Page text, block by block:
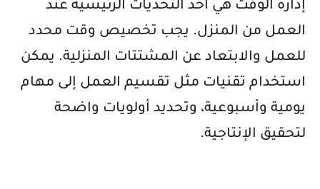
إدارة الوقت هي أحد التحديات الرئيسية عند
العمل من المنزل. يجب تخصيص وقت محدد
للعمل والابتعاد عن المشتتات المنزلية. يمكن
استخدام تقنيات مثل تقسيم العمل إلى مهام
يومية وأسبوعية، وتحديد أولويات واضحة
لتحقيق الإنتاجية.